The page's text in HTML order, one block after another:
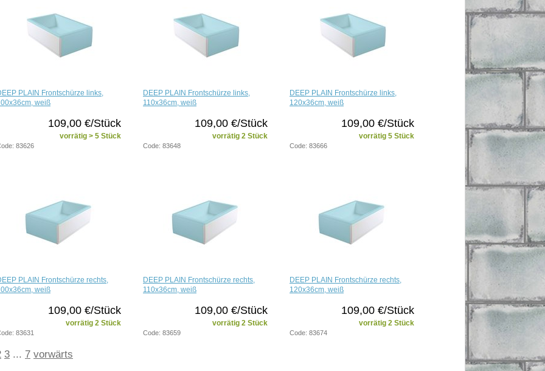
PLAIN Frontschürze links,
weiß
109,00 €/Stück
vorrätig > 5 Stück
83626
DEEP PLAIN Frontschürze links,
110x36cm, weiß
109,00 €/Stück
vorrätig 2 Stück
Code: 83648
DEEP PLAIN Frontschürze links,
120x36cm, weiß
109,00 €/Stück
vorrätig 5 Stück
Code: 83666
PLAIN Frontschürze rechts,
weiß
109,00 €/Stück
vorrätig 2 Stück
83631
DEEP PLAIN Frontschürze rechts,
110x36cm, weiß
109,00 €/Stück
vorrätig 2 Stück
Code: 83659
DEEP PLAIN Frontschürze rechts,
120x36cm, weiß
109,00 €/Stück
vorrätig 2 Stück
Code: 83674
3 ... 7 vorwärts